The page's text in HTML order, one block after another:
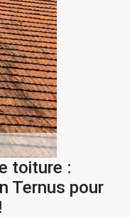
toiture :
Ternus pour